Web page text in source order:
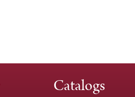
Catalogs